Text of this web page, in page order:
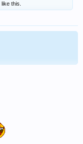
like this.